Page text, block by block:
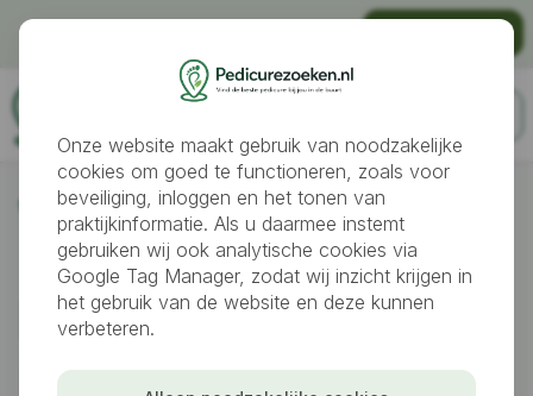
Pedicures 's-Gravenzande
Pedicure gezocht
in's-Gravenzande
Onze website maakt gebruik van noodzakelijke
cookies om goed te functioneren, zoals voor
beveiliging, inloggen en het tonen van
praktijkinformatie. Als u daarmee instemt
gebruiken wij ook analytische cookies via
Google Tag Manager, zodat wij inzicht krijgen in
het gebruik van de website en deze kunnen
verbeteren.